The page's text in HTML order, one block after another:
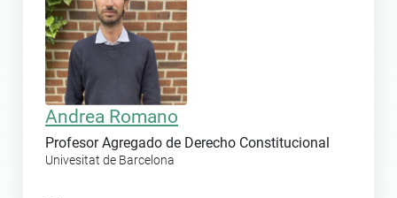
Andrea Romano
Profesor Agregado de Derecho Constitucional
Univesitat de Barcelona